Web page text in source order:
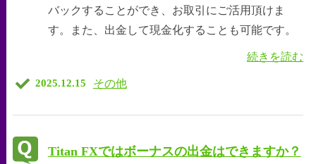
バックすることができ、お取引にご活用頂けま
す。また、出金して現金化することも可能です。
続きを読む
2025.12.15 その他
Titan FXではボーナスの出金はできますか？